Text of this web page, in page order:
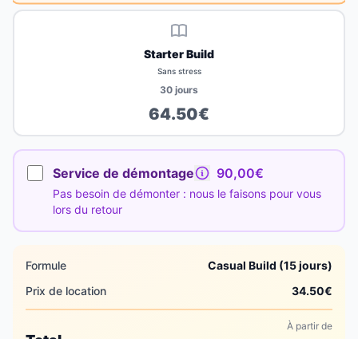
Starter Build
Sans stress
30 jours
64.50€
Service de démontage 90,00€
Pas besoin de démonter : nous le faisons pour vous
lors du retour
Formule
Casual Build (15 jours)
Prix de location
34.50€
À partir de